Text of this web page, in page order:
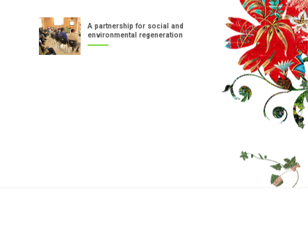
A partnership for social and
environmental regeneration